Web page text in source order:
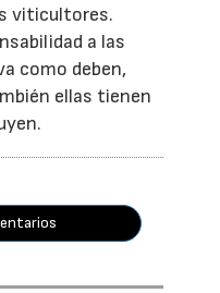
viticultores.
a las
como deben,
ellas tienen